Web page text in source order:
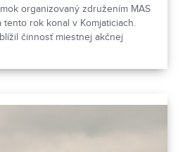
organizovaný združením MAS
tento rok konal v Komjaticiach.
činnosť miestnej akčnej